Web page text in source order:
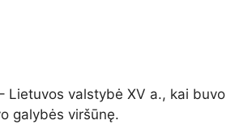
Lietuvos valstybė XV a., kai buvo
galybės viršūnę.